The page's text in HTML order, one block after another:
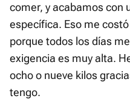
comer, y acabamos con
específica. Eso me
porque todos los días
exigencia es muy alta.
ocho o nueve kilos
tengo.